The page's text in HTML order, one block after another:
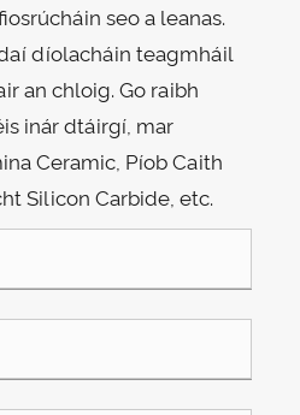
seo a leanas.
díolacháin teagmháil
an chloig. Go raibh
inár dtáirgí, mar
Ceramic, Píob Caith
Silicon Carbide, etc.